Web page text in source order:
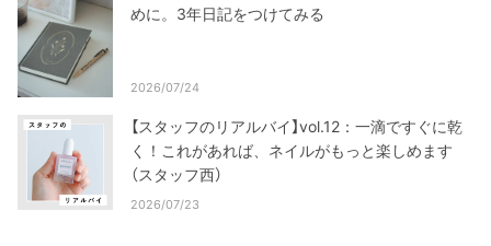
めに。3年日記をつけてみる
2026/07/24
【スタッフのリアルバイ】vol.12：一滴ですぐに乾
く！これがあれば、ネイルがもっと楽しめます
（スタッフ西）
2026/07/23